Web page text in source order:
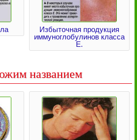
Избыточная продукция
иммуноглобулинов класса
Е.
названием